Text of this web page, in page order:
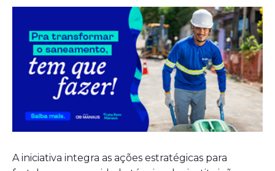
A iniciativa integra as ações estratégicas para